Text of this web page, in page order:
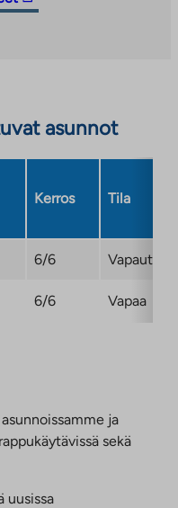
asunnot
Kerros Tila
6/6
6/6 Vapaa
ja
sekä
uusissa